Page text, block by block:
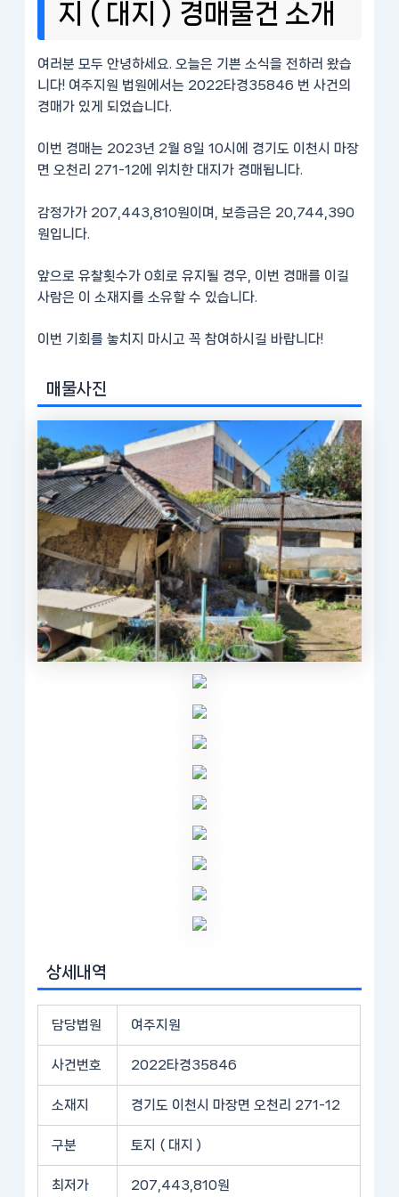
지 ( 대지 ) 경매물건 소개
여러분 모두 안녕하세요. 오늘은 기쁜 소식을 전하러 왔습
니다! 여주지원 법원에서는 2022타경35846 번 사건의
경매가 있게 되었습니다.
이번 경매는 2023년 2월 8일 10시에 경기도 이천시 마장
면 오천리 271-12에 위치한 대지가 경매됩니다.
감정가가 207,443,810원이며, 보증금은 20,744,390
원입니다.
앞으로 유찰횟수가 0회로 유지될 경우, 이번 경매를 이길
사람은 이 소재지를 소유할 수 있습니다.
이번 기회를 놓치지 마시고 꼭 참여하시길 바랍니다!
매물사진
상세내역
담당법원 여주지원
사건번호 2022타경35846
소재지 경기도 이천시 마장면 오천리 271-12
구분 토지 ( 대지 )
최저가 207,443,810원